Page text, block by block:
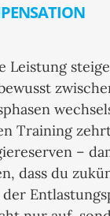
Leistung
Training
–
dass du